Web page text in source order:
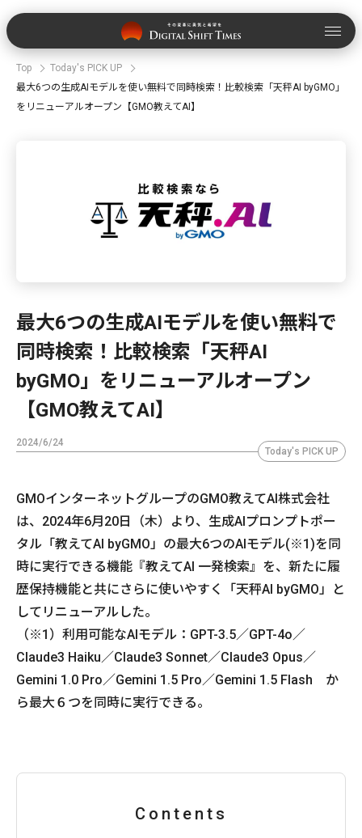
Top
Today's PICK UP
最大6つの生成AIモデルを使い無料で同時検索！比較検索「天秤AI byGMO」
をリニューアルオープン【GMO教えてAI】
最大6つの生成AIモデルを使い無料で
同時検索！比較検索「天秤AI
byGMO」をリニューアルオープン
【GMO教えてAI】
2024/6/24
Today's PICK UP
GMOインターネットグループのGMO教えてAI株式会社
は、2024年6月20日（木）より、生成AIプロンプトポー
タル「教えてAI byGMO」の最大6つのAIモデル(※1)を同
時に実行できる機能『教えてAI 一発検索』を、新たに履
歴保持機能と共にさらに使いやすく「天秤AI byGMO」と
してリニューアルした。
（※1）利用可能なAIモデル：GPT-3.5／GPT-4o／
Claude3 Haiku／Claude3 Sonnet／Claude3 Opus／
Gemini 1.0 Pro／Gemini 1.5 Pro／Gemini 1.5 Flash か
ら最大６つを同時に実行できる。
Contents